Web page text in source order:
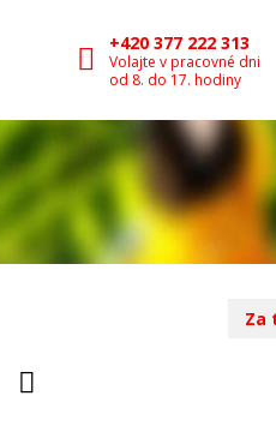
+420 377 222 313
Volajte v pracovné dni
od 8. do 17. hodiny
Za